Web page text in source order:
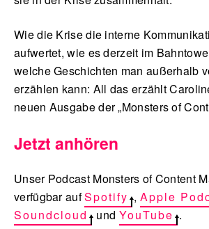
Wie die Krise die interne
aufwertet, wie es derzeit im
welche Geschichten man außerhalb
erzählen kann: All das erzählt
neuen Ausgabe der „Monsters of
Jetzt anhören
Unser Podcast Monsters of Content
verfügbar aufSpotify , Apple
Soundcloud
und YouTube .